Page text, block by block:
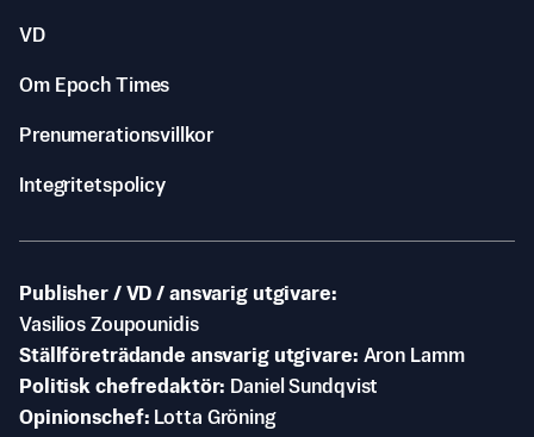
VD
Om Epoch Times
Prenumerationsvillkor
Integritetspolicy
Publisher / VD / ansvarig utgivare
Vasilios Zoupounidis
Ställföreträdande ansvarig utgivare Aron Lamm
Politisk chefredaktör
Daniel Sundqvist
Opinionschef
Lotta Gröning